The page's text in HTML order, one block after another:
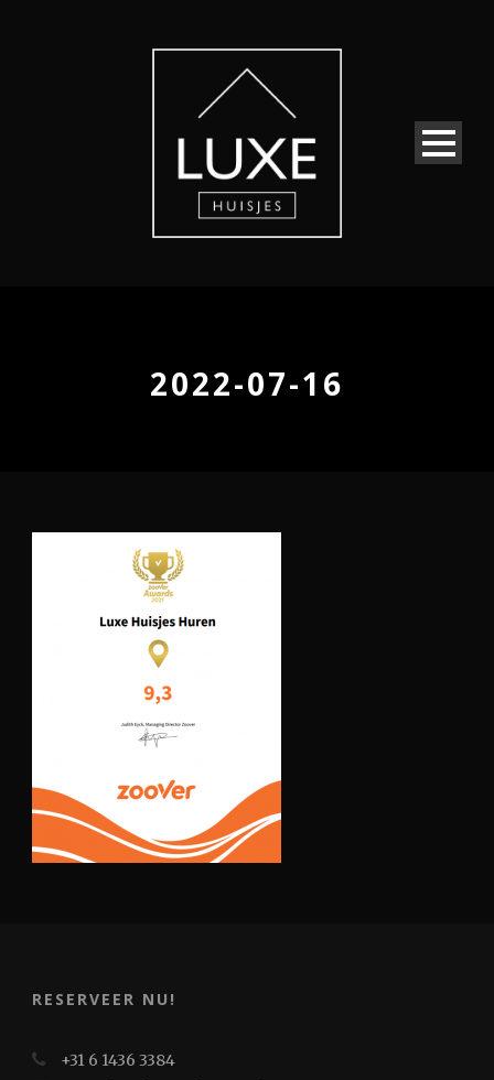
2022-07-16
RESERVEER NU!
+31 6 1436 3384